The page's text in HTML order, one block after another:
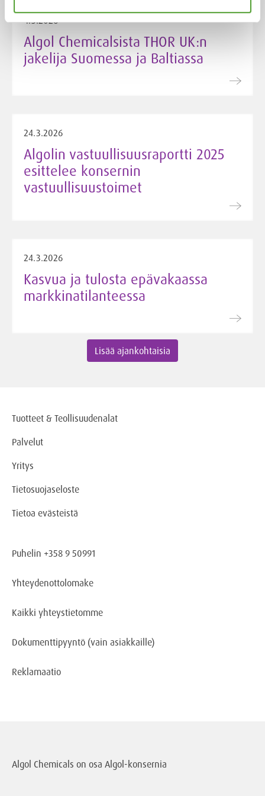
4.5.2026
Algol Chemicalsista THOR UK:n
jakelija Suomessa ja Baltiassa
24.3.2026
Algolin vastuullisuusraportti 2025
esittelee konsernin
vastuullisuustoimet
24.3.2026
Kasvua ja tulosta epävakaassa
markkinatilanteessa
Lisää ajankohtaisia
Tuotteet & Teollisuudenalat
Palvelut
Yritys
Tietosuojaseloste
Tietoa evästeistä
Puhelin +358 9 50991
Yhteydenottolomake
Kaikki yhteystietomme
Dokumenttipyyntö (vain asiakkaille)
Reklamaatio
Algol Chemicals on osa Algol-konsernia